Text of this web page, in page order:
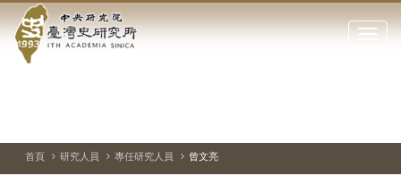
到中
央
院-
點
閉
站
停、
圖
圖
結
首頁 研究人員 專任研究人員 曾文亮